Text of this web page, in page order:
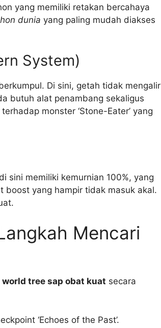
yang memiliki retakan bercahaya
dunia yang paling mudah diakses
System)
Di sini, getah tidak mengalir
butuh alat penambang sekaligus
monster ‘Stone-Eater’ yang
sini memiliki kemurnian 100%, yang
boost yang hampir tidak masuk akal.
Mencari
tree sap obat kuat secara
‘Echoes of the Past’.